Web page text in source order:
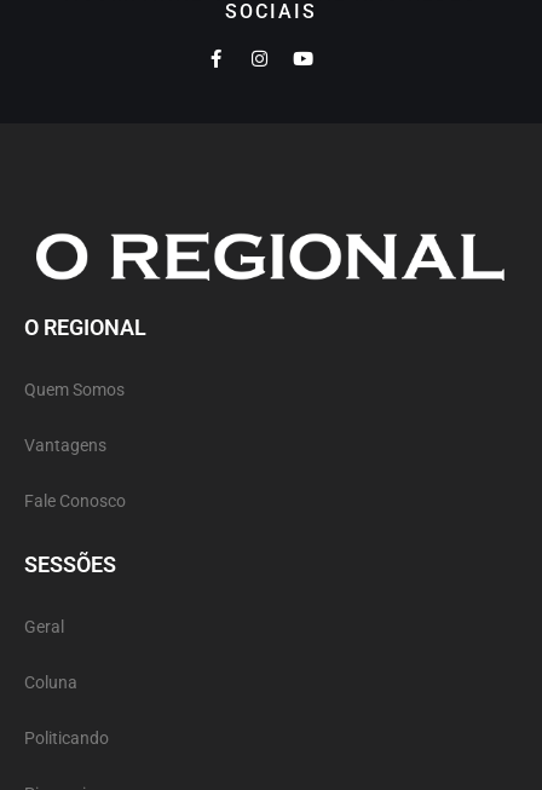
SOCIAIS
O REGIONAL
Quem Somos
Vantagens
Fale Conosco
SESSÕES
Geral
Coluna
Politicando